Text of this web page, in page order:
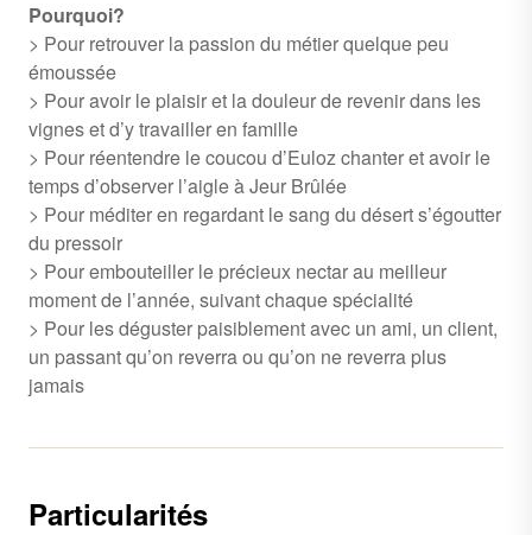
Pourquoi?
> Pour retrouver la passion du métier quelque peu
émoussée
> Pour avoir le plaisir et la douleur de revenir dans les
vignes et d’y travailler en famille
> Pour réentendre le coucou d’Euloz chanter et avoir le
temps d’observer l’aigle à Jeur Brûlée
> Pour méditer en regardant le sang du désert s’égoutter
du pressoir
> Pour embouteiller le précieux nectar au meilleur
moment de l’année, suivant chaque spécialité
> Pour les déguster paisiblement avec un ami, un client,
un passant qu’on reverra ou qu’on ne reverra plus
jamais
Particularités